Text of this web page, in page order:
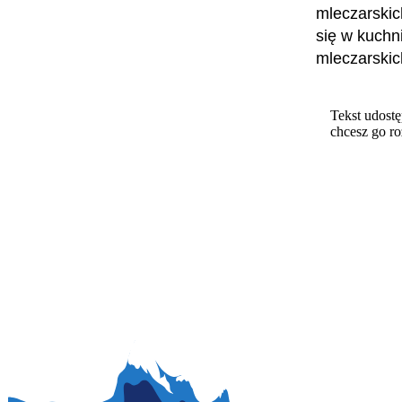
się w
Tekst
chcesz go